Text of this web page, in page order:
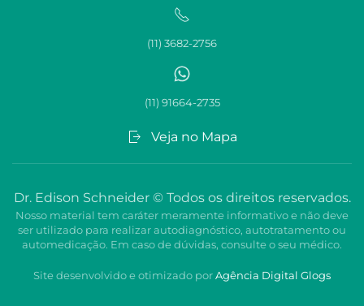
(11) 3682-2756
(11) 91664-2735
Veja no Mapa
Dr. Edison Schneider © Todos os direitos reservados.
Nosso material tem caráter meramente informativo e não deve
ser utilizado para realizar autodiagnóstico, autotratamento ou
automedicação. Em caso de dúvidas, consulte o seu médico.
Site desenvolvido e otimizado porAgência Digital Glogs